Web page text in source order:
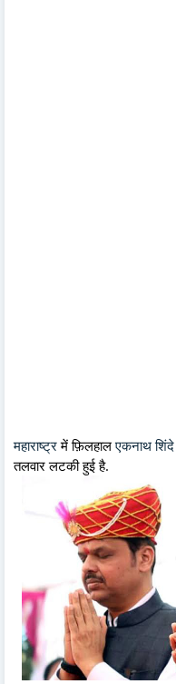
महाराष्ट्रमें फ़िलहालएकनाथ शिंदे
तलवार लटकी हुई है.